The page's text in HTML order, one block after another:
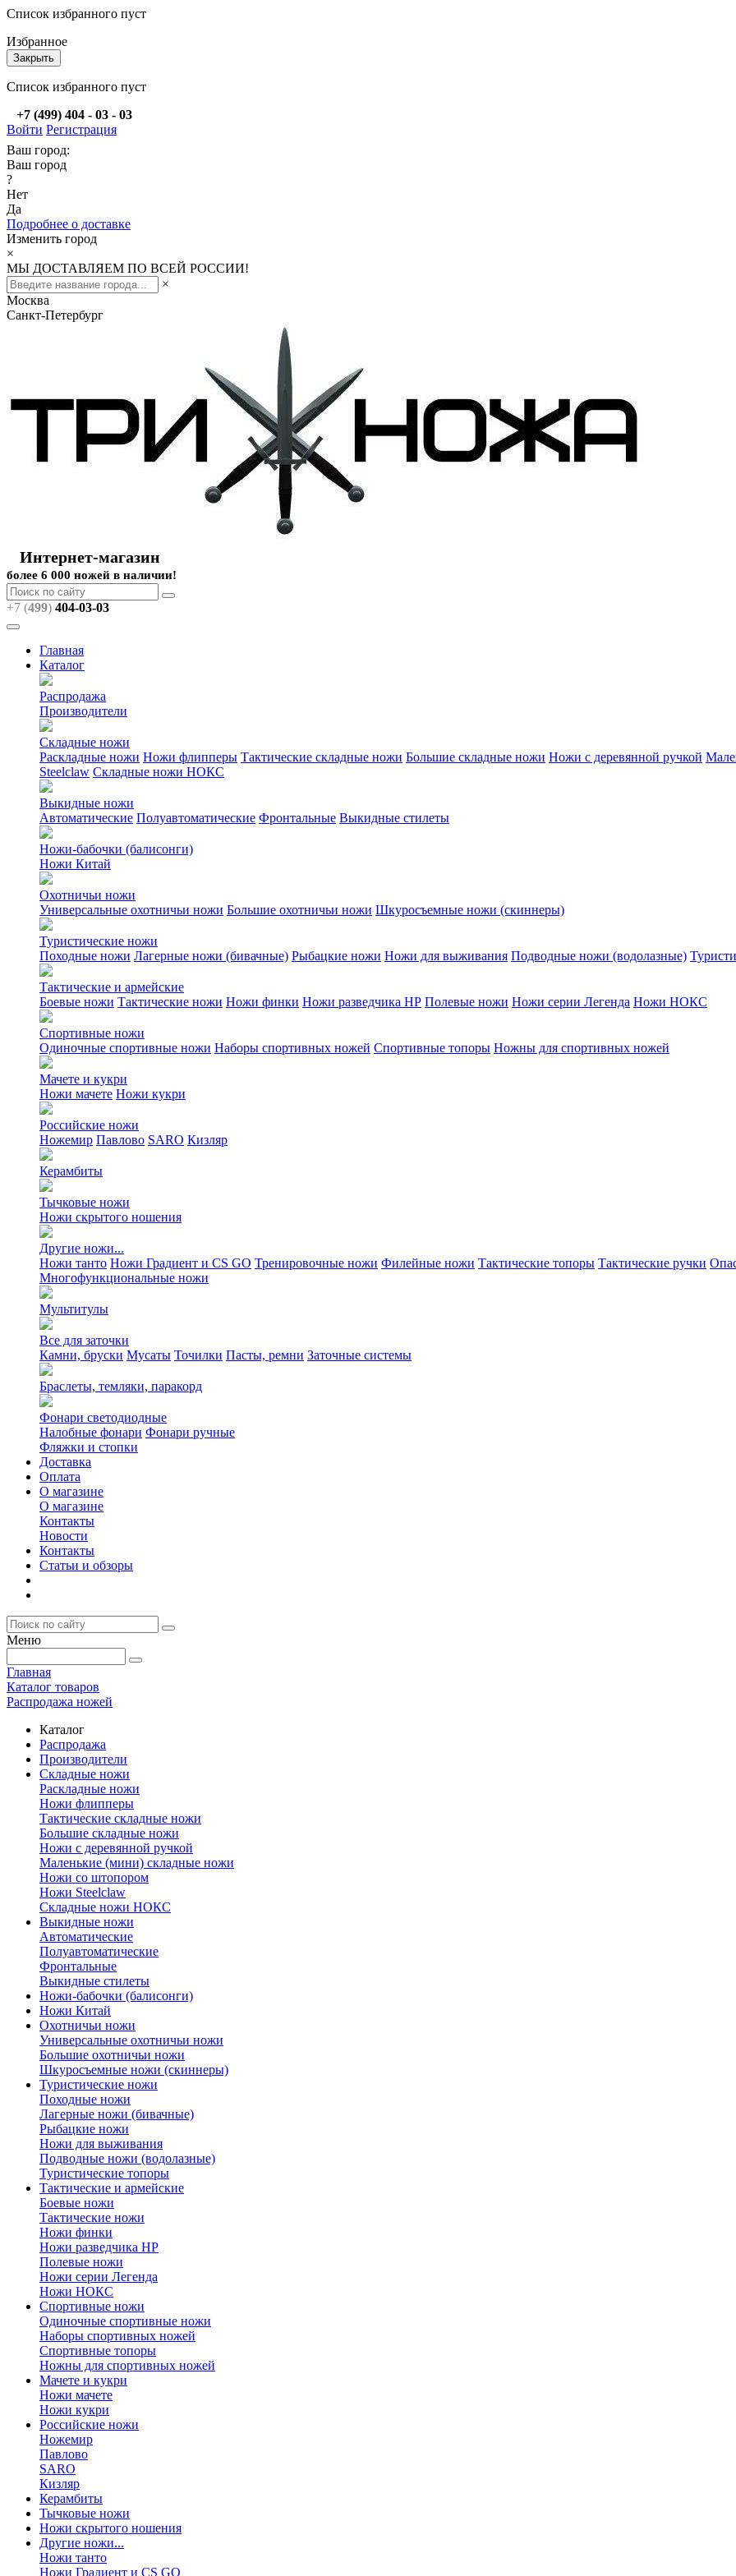
Список избранного пуст
Избранное
Закрыть
Список избранного пуст
+7 (499) 404 - 03 - 03
Войти Регистрация
Ваш город:
Ваш город
?
Нет
Да
Подробнее о доставке
Изменить город
×
МЫ ДОСТАВЛЯЕМ ПО ВСЕЙ РОССИИ!
×
Москва
Санкт-Петербург
Интернет-магазин
более 6 000 ножей в наличии!
+7 (499) 404-03-03
Главная
Каталог
Распродажа
Производители
Складные ножи
Раскладные ножи Ножи флипперы Тактические складные ножи Большие складные ножи Ножи с деревянной ручкой
Steelclaw Складные ножи НОКС
Выкидные ножи
Автоматические Полуавтоматические Фронтальные Выкидные стилеты
Ножи-бабочки (балисонги)
Ножи Китай
Охотничьи ножи
Универсальные охотничьи ножи Большие охотничьи ножи Шкуросъемные ножи (скиннеры)
Туристические ножи
Походные ножи Лагерные ножи (бивачные) Рыбацкие ножи Ножи для выживания Подводные ножи (водолазные)
Тактические и армейские
Боевые ножи Тактические ножи Ножи финки Ножи разведчика НР Полевые ножи Ножи серии Легенда Ножи НОКС
Спортивные ножи
Одиночные спортивные ножи Наборы спортивных ножей Спортивные топоры Ножны для спортивных ножей
Мачете и кукри
Ножи мачете Ножи кукри
Российские ножи
Ножемир Павлово SARO Кизляр
Керамбиты
Тычковые ножи
Ножи скрытого ношения
Другие ножи...
Ножи танто Ножи Градиент и CS GO Тренировочные ножи Филейные ножи Тактические топоры Тактические ручки
Многофункциональные ножи
Мультитулы
Все для заточки
Камни, бруски Мусаты Точилки Пасты, ремни Заточные системы
Браслеты, темляки, паракорд
Фонари светодиодные
Налобные фонари Фонари ручные
Фляжки и стопки
Доставка
Оплата
О магазине
О магазине
Контакты
Новости
Контакты
Статьи и обзоры
Меню
Главная
Каталог товаров
Распродажа ножей
Каталог
Распродажа
Производители
Складные ножи
Раскладные ножи
Ножи флипперы
Тактические складные ножи
Большие складные ножи
Ножи с деревянной ручкой
Маленькие (мини) складные ножи
Ножи со штопором
Ножи Steelclaw
Складные ножи НОКС
Выкидные ножи
Автоматические
Полуавтоматические
Фронтальные
Выкидные стилеты
Ножи-бабочки (балисонги)
Ножи Китай
Охотничьи ножи
Универсальные охотничьи ножи
Большие охотничьи ножи
Шкуросъемные ножи (скиннеры)
Туристические ножи
Походные ножи
Лагерные ножи (бивачные)
Рыбацкие ножи
Ножи для выживания
Подводные ножи (водолазные)
Туристические топоры
Тактические и армейские
Боевые ножи
Тактические ножи
Ножи финки
Ножи разведчика НР
Полевые ножи
Ножи серии Легенда
Ножи НОКС
Спортивные ножи
Одиночные спортивные ножи
Наборы спортивных ножей
Спортивные топоры
Ножны для спортивных ножей
Мачете и кукри
Ножи мачете
Ножи кукри
Российские ножи
Ножемир
Павлово
SARO
Кизляр
Керамбиты
Тычковые ножи
Ножи скрытого ношения
Другие ножи...
Ножи танто
Ножи Градиент и CS GO